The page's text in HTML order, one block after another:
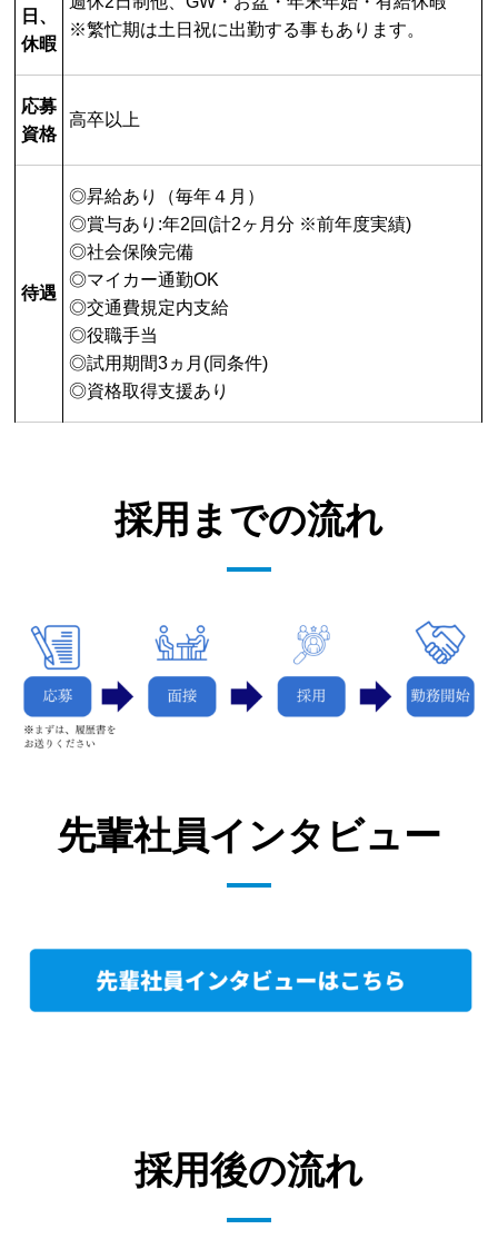
日、
休暇
※繁忙期は土日祝に出勤する事もあります。
応募
資格
高卒以上
待遇
◎昇給あり（毎年４月）
◎賞与あり:年2回(計2ヶ月分 ※前年度実績)
◎社会保険完備
◎マイカー通勤OK
◎交通費規定内支給
◎役職手当
◎試用期間3ヵ月(同条件)
◎資格取得支援あり
採用までの流れ
先輩社員インタビュー
採用後の流れ